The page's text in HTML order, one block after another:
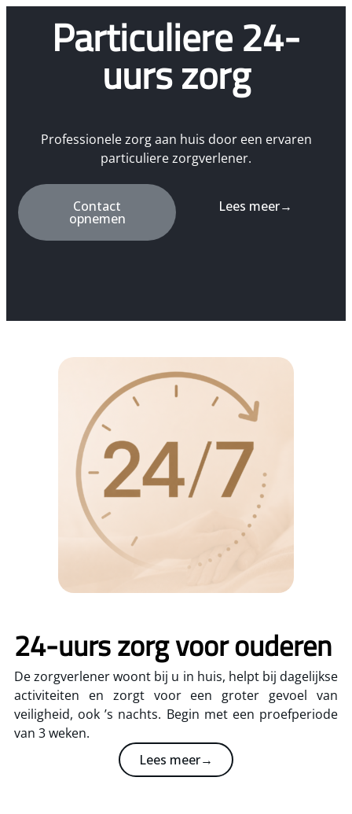
Particuliere 24-
uurs zorg
Professionele zorg aan huis door een ervaren
particuliere zorgverlener.
Contact
opnemen
Lees meer→
24-uurs zorg voor ouderen
De zorgverlener woont bij u in huis, helpt bij dagelijkse
activiteiten en zorgt voor een groter gevoel van
veiligheid, ook ’s nachts. Begin met een proefperiode
van 3 weken.
Lees meer→